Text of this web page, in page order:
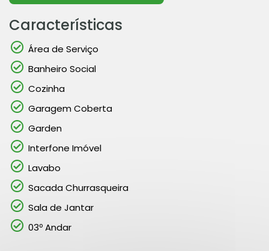
Características
Área de Serviço
Banheiro Social
Cozinha
Garagem Coberta
Garden
Interfone Imóvel
Lavabo
Sacada Churrasqueira
Sala de Jantar
03º Andar